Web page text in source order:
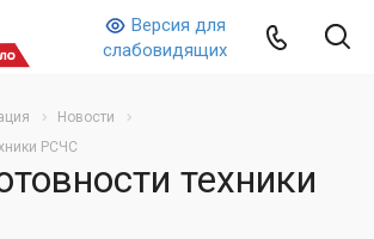
Версия для
слабовидящих
Новости
РСЧС
техники